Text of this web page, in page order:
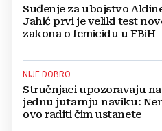
Suđenje za ubojstvo
Jahić prvi je veliki test
zakona o femicidu u FBiH
NIJE DOBRO
Stručnjaci upozoravaju na
jednu jutarnju naviku:
ovo raditi čim ustanete